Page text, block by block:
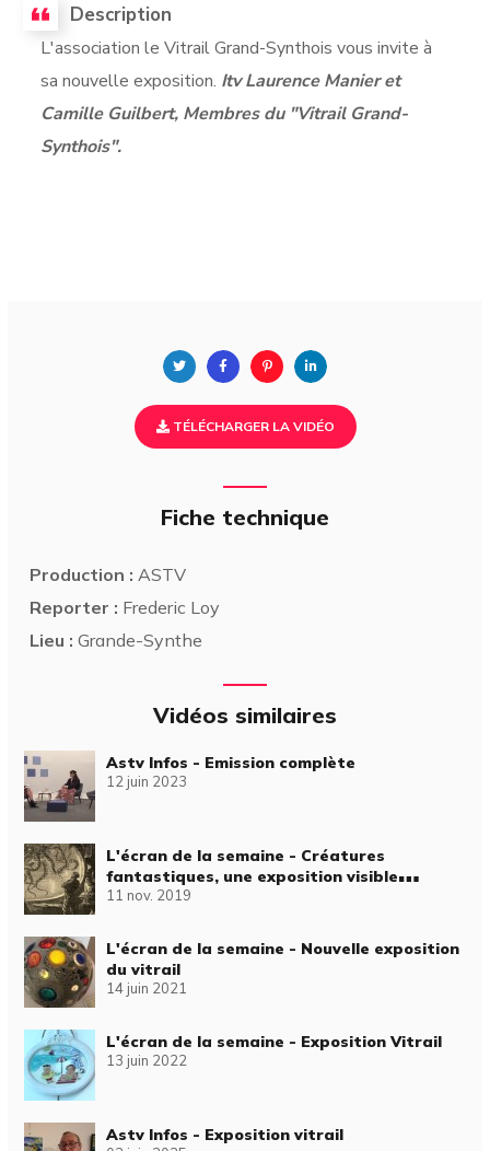
Description
L'association le Vitrail Grand-Synthois vous invite à
sa nouvelle exposition. Itv Laurence Manier et
Camille Guilbert, Membres du "Vitrail Grand-
Synthois".
TÉLÉCHARGER LA VIDÉO
Fiche technique
Production : ASTV
Reporter : Frederic Loy
Lieu : Grande-Synthe
Vidéos similaires
Astv Infos - Emission complète
12 juin 2023
L'écran de la semaine - Créatures
fantastiques, une exposition visible
jusqu'au 18 décembre à la galerie
11 nov. 2019
L'écran de la semaine - Nouvelle exposition
du vitrail
14 juin 2021
L'écran de la semaine - Exposition Vitrail
13 juin 2022
Astv Infos - Exposition vitrail